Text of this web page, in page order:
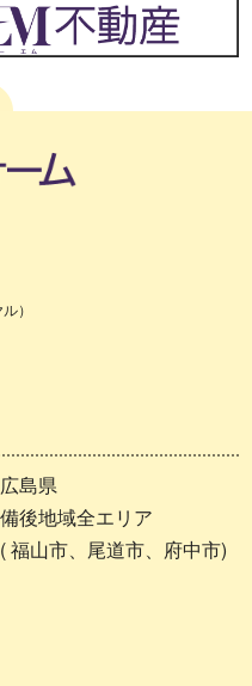
）
広島県
備後地域全エリア
( 福山市、尾道市、府中市)